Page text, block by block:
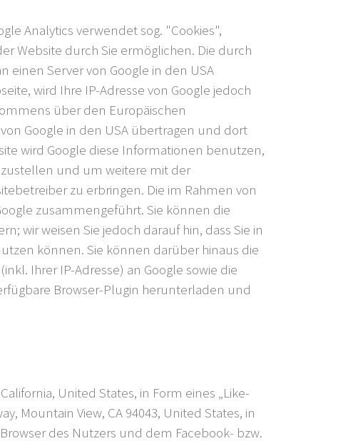
Analytics verwendet sog. "Cookies",
Website durch Sie ermöglichen. Die durch
Server von Google in den USA
wird Ihre IP-Adresse von Google jedoch
über den Europäischen
Google in den USA übertragen und dort
wird Google diese Informationen benutzen,
und um weitere mit der
zu erbringen. Die im Rahmen von
zusammengeführt. Sie können die
wir weisen Sie jedoch darauf hin, dass Sie in
können. Sie können darüber hinaus die
Ihrer IP-Adresse) an Google sowie die
Browser-Plugin herunterladen und
United States, in Form eines „Like-
Mountain View, CA 94043, United States, in
des Nutzers und dem Facebook- bzw.